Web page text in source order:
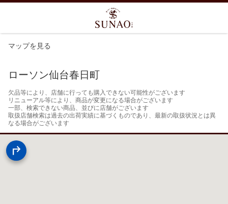
マップを見る
ローソン仙台春日町
欠品等により、店舗に行っても購入できない可能性がございます
リニューアル等により、商品が変更になる場合がございます
一部、検索できない商品、並びに店舗がございます
取扱店舗検索は過去の出荷実績に基づくものであり、最新の取扱状況とは異
なる場合がございます